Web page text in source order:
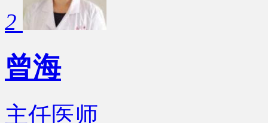
2
曾海
主任医师